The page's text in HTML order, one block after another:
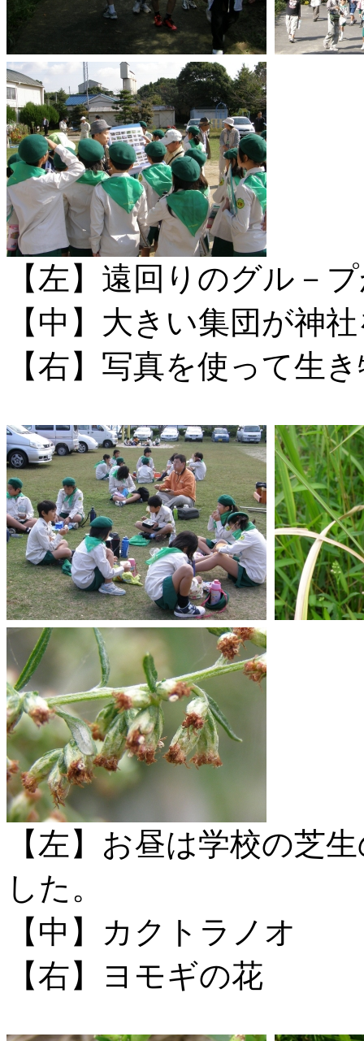
【左】遠回りのグル－
【中】大きい集団が神
【右】写真を使って生
【左】お昼は学校の芝
した。
【中】カクトラノオ
【右】ヨモギの花